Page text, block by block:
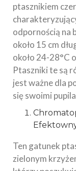
ptasznikiem
odpornością na
około 15 cm
około 24-28°C
Ptaszniki te są
jest ważne dla
się swoimi
Ten gatunek
zielonym